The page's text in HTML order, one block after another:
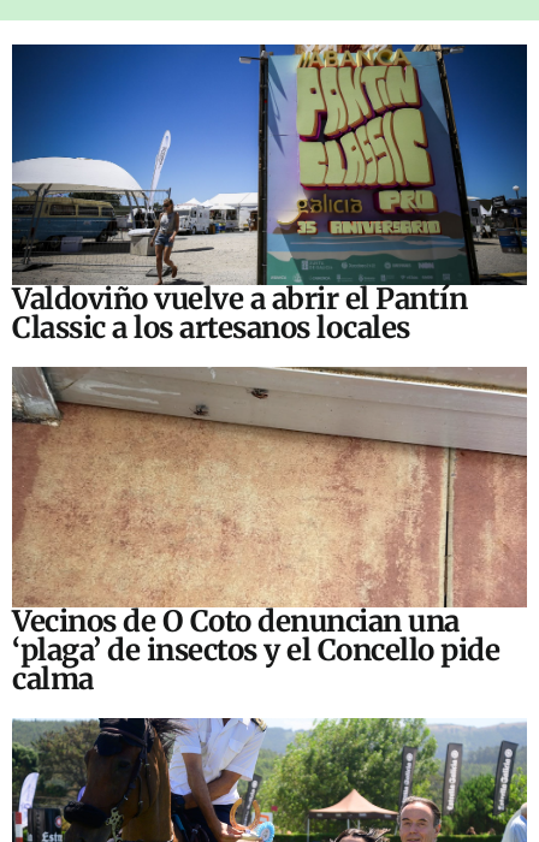
Valdoviño vuelve a abrir el Pantín
Classic a los artesanos locales
Vecinos de O Coto denuncian una
‘plaga’ de insectos y el Concello pide
calma